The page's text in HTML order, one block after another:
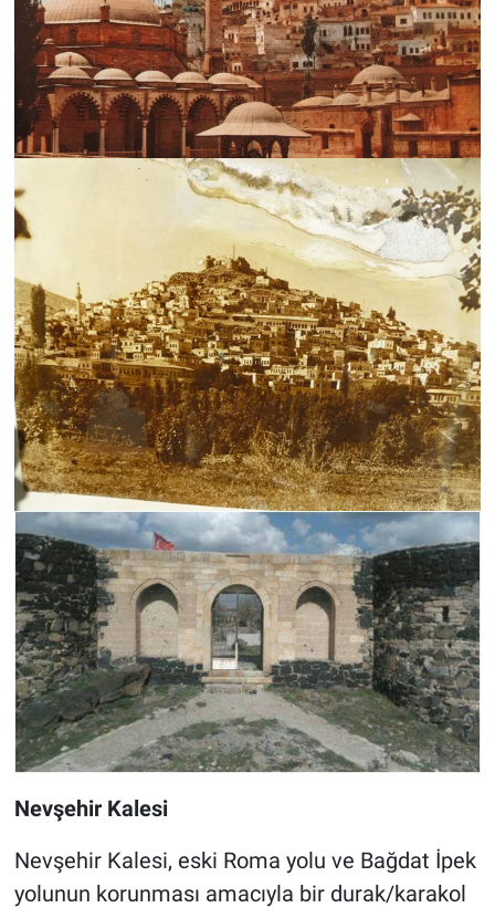
Nevşehir Kalesi
Nevşehir Kalesi, eski Roma yolu ve Bağdat İpek
yolunun korunması amacıyla bir durak/karakol